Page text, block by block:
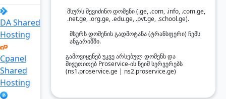
დახმარება
ჩვენ შესახებ
რეგისტრაცია
DA Shared
Hosting
Cpanel
Shared
Hosting
მსურს შევიძინო დომენი (.ge, .com, .info, .com.ge,
.net.ge, .org.ge, .edu.ge, .pvt.ge, .school.ge).
მსურს დომენის გადმოტანა (ტრანსფერი) ჩემს
ანგარიშში.
გამოვიყენებ უკვე არსებულ დომენს და
მივუთითებ Proservice-ის ნეიმ სერვერებს
(ns1.proservice.ge | ns2.proservice.ge)